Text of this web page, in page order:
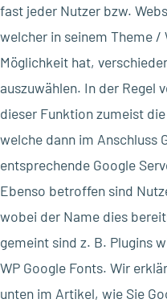
fast jeder Nutzer bzw.
welcher in seinem Theme /
Möglichkeit hat,
auszuwählen. In der Regel
dieser Funktion zumeist
welche dann im Anschluss
entsprechende Google
Ebenso betroffen sind
wobei der Name dies
gemeint sind z. B. Plugins
WP Google Fonts. Wir
unten im Artikel, wie Sie